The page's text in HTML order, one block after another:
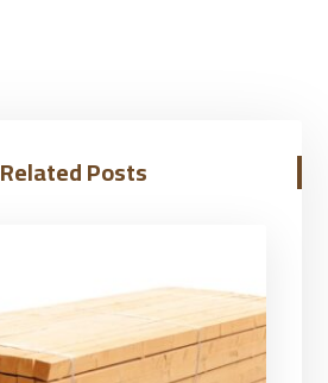
Related Posts ...